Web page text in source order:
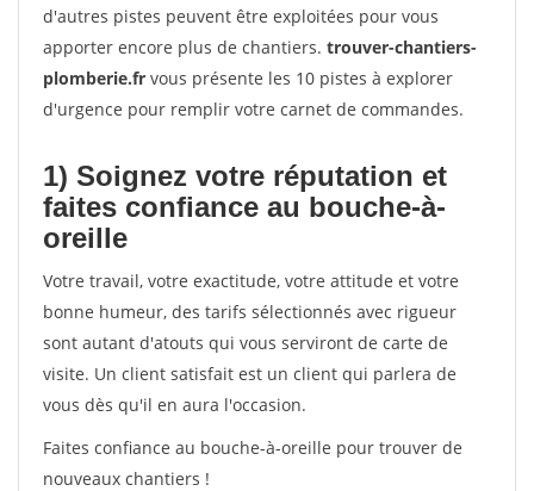
d'autres pistes peuvent être exploitées pour vous
apporter encore plus de chantiers. trouver-chantiers-
plomberie.fr vous présente les 10 pistes à explorer
d'urgence pour remplir votre carnet de commandes.
1) Soignez votre réputation et
faites confiance au bouche-à-
oreille
Votre travail, votre exactitude, votre attitude et votre
bonne humeur, des tarifs sélectionnés avec rigueur
sont autant d'atouts qui vous serviront de carte de
visite. Un client satisfait est un client qui parlera de
vous dès qu'il en aura l'occasion.
Faites confiance au bouche-à-oreille pour trouver de
nouveaux chantiers !